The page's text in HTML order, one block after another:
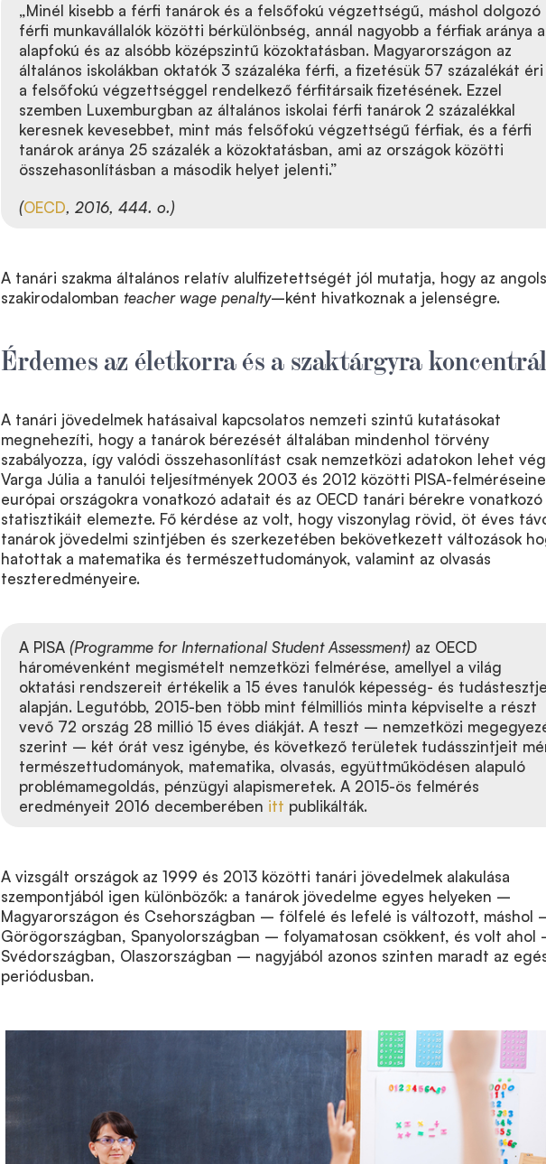
„Minél kisebb a férfi tanárok és a felsőfokú végzettségű, máshol dolgozó
férfi munkavállalók közötti bérkülönbség, annál nagyobb a férfiak aránya
alapfokú és az alsóbb középszintű közoktatásban. Magyarországon az
általános iskolákban oktatók 3 százaléka férfi, a fizetésük 57 százalékát
a felsőfokú végzettséggel rendelkező férfitársaik fizetésének. Ezzel
szemben Luxemburgban az általános iskolai férfi tanárok 2 százalékkal
keresnek kevesebbet, mint más felsőfokú végzettségű férfiak, és a férfi
tanárok aránya 25 százalék a közoktatásban, ami az országok közötti
összehasonlításban a második helyet jelenti.”
(OECD, 2016, 444. o.)
A tanári szakma általános relatív alulfizetettségét jól mutatja, hogy az
szakirodalomban teacher wage penalty–ként hivatkoznak a jelenségre.
Érdemes az életkorra és a szaktárgyra
A tanári jövedelmek hatásaival kapcsolatos nemzeti szintű kutatásokat
megnehezíti, hogy a tanárok bérezését általában mindenhol törvény
szabályozza, így valódi összehasonlítást csak nemzetközi adatokon lehet
Varga Júlia a tanulói teljesítmények 2003 és 2012 közötti PISA-
európai országokra vonatkozó adatait és az OECD tanári bérekre vonatkozó
statisztikáit elemezte. Fő kérdése az volt, hogy viszonylag rövid, öt éves
tanárok jövedelmi szintjében és szerkezetében bekövetkezett változások
hatottak a matematika és természettudományok, valamint az olvasás
teszteredményeire.
A PISA (Programme for International Student Assessment) az OECD
háromévenként megismételt nemzetközi felmérése, amellyel a világ
oktatási rendszereit értékelik a 15 éves tanulók képesség- és
alapján. Legutóbb, 2015-ben több mint félmilliós minta képviselte a részt
vevő 72 ország 28 millió 15 éves diákját. A teszt – nemzetközi
szerint – két órát vesz igénybe, és következő területek tudásszintjeit
természettudományok, matematika, olvasás, együttműködésen alapuló
problémamegoldás, pénzügyi alapismeretek. A 2015-ös felmérés
eredményeit 2016 decemberében itt publikálták.
A vizsgált országok az 1999 és 2013 közötti tanári jövedelmek alakulása
szempontjából igen különbözők: a tanárok jövedelme egyes helyeken –
Magyarországon és Csehországban – fölfelé és lefelé is változott, máshol
Görögországban, Spanyolországban – folyamatosan csökkent, és volt ahol
Svédországban, Olaszországban – nagyjából azonos szinten maradt az
periódusban.